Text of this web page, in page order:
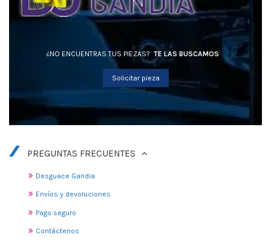
¿NO ENCUENTRAS TUS PIEZAS? TE LAS BUSCAMOS
Solicitar pieza
PREGUNTAS FRECUENTES
Desguace Gandia
Envíos y devoluciones
Pago seguro
Contáctenos